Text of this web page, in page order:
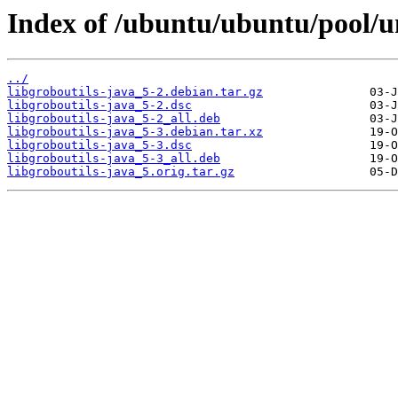
Index of /ubuntu/ubuntu/pool/
../
libgroboutils-java_5-2.debian.tar.gz
libgroboutils-java_5-2.dsc
libgroboutils-java_5-2_all.deb
libgroboutils-java_5-3.debian.tar.xz
libgroboutils-java_5-3.dsc
libgroboutils-java_5-3_all.deb
libgroboutils-java_5.orig.tar.gz